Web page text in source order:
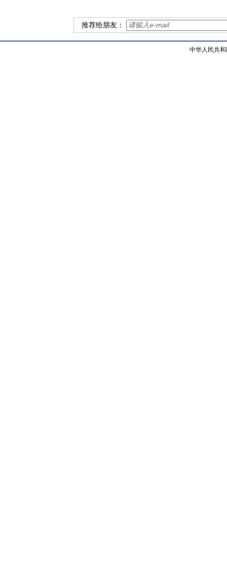
推荐给朋友：
中华人民共